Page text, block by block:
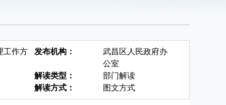
工作方 发布机构：
武昌区人民政府办
公室
解读类型：
部门解读
解读方式：
图文方式